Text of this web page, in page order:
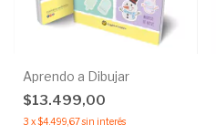
Aprendo a Dibujar
$13.499,00
3 x$4.499,67sin interés